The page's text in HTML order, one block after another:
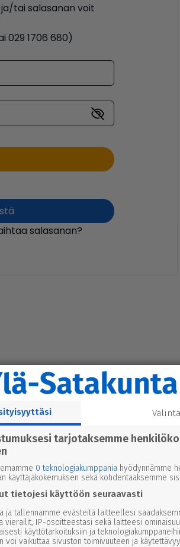
tai salasanan voit
029 1706 680)
salasanan?
tarjotaksemme
0 teknologiakumppania hyödynnämme
käyttäjäkokemuksen sekä kohdentaaksemme
tietojesi käyttöön seuraavasti
ja tallennamme evästeitä laitteellesi
vierailit, IP-osoitteestasi sekä laitteesi
käyttötarkoituksiin ja
voi vaikuttaa sivuston toimivuuteen ja